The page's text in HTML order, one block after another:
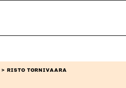
RISTO TORNIVAARA